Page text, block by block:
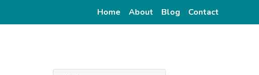
Home (current)
About (current)
Blog (current)
Contact